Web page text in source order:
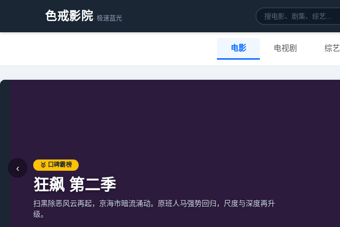
色戒影院· 极速蓝光
电影 电视剧 综艺
🥇 口碑霸榜
狂飙 第二季
扫黑除恶风云再起，京海市暗流涌动。原班人马强势回归，尺度与深度再升
级。
‹